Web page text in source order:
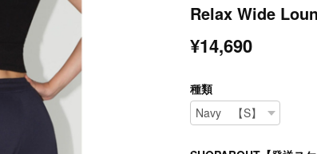
Relax Wide
¥14,690
種類